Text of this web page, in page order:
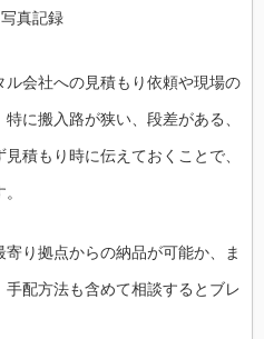
真記録
会社への見積もり依頼や現場の
に搬入路が狭い、段差がある、
積もり時に伝えておくことで、
り拠点からの納品が可能か、ま
配方法も含めて相談するとブレ